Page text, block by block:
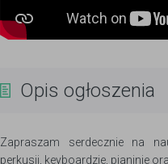
Opis ogłoszenia
Zapraszam serdecznie na
perkusji, keyboardzie, pianinie